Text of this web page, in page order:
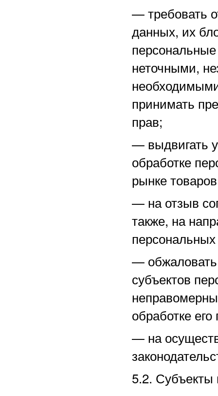
—требовать
данных, их
неточными,
принимать
прав;
— выдвигать
обработке
рынке
— на отзыв
также, на
—
субъектов
обработке
— на
5.2.